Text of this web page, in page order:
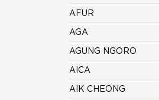
AFUR
AGA
AGUNG NGORO
AICA
AIK CHEONG